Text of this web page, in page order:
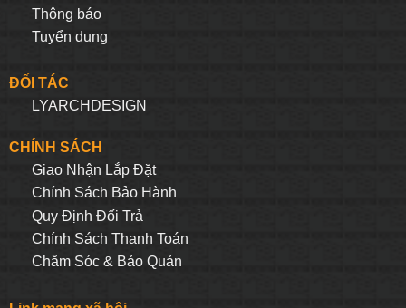
Thông báo
Tuyển dụng
ĐỐI TÁC
LYARCHDESIGN
CHÍNH SÁCH
Giao Nhận Lắp Đặt
Chính Sách Bảo Hành
Quy Định Đối Trả
Chính Sách Thanh Toán
Chăm Sóc & Bảo Quản